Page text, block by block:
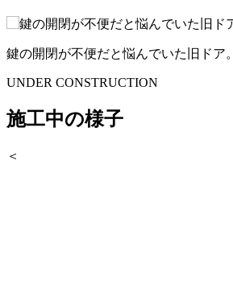
鍵の開閉が不便だと悩んでいた旧ドア。
UNDER CONSTRUCTION
施工中の様子
＜